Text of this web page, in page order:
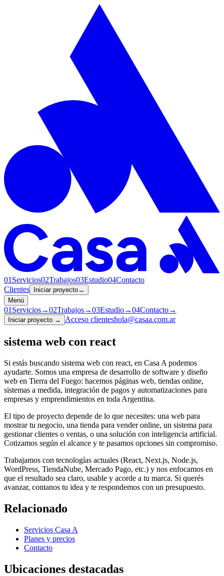
01 Servicios02Trabajos03Estudio04Contacto
Clientes
Iniciar proyecto→
Menú
01 Servicios→02Trabajos→03Estudio→04Contacto→
Iniciar proyecto → Acceso clienteshola@casaa.com.ar
sistema web con react
Si estás buscando sistema web con react, en Casa A podemos
ayudarte. Somos una empresa de desarrollo de software y diseño
web en Tierra del Fuego: hacemos páginas web, tiendas online,
sistemas a medida, integración de pagos y automatizaciones para
empresas y emprendimientos en toda Argentina.
El tipo de proyecto depende de lo que necesites: una web para
mostrar tu negocio, una tienda para vender online, un sistema para
gestionar clientes o ventas, o una solución con inteligencia artificial.
Cotizamos según el alcance y te pasamos opciones sin compromiso.
Trabajamos con tecnologías actuales (React, Next.js, Node.js,
WordPress, TiendaNube, Mercado Pago, etc.) y nos enfocamos en
que el resultado sea claro, usable y acorde a tu marca. Si querés
avanzar, contanos tu idea y te respondemos con un presupuesto.
Relacionado
Servicios Casa A
Planes y precios
Contacto
Ubicaciones destacadas